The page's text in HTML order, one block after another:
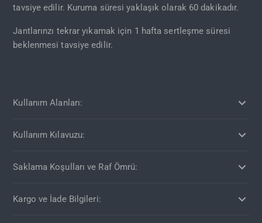
tavsiye edilir. Kuruma süresi yaklaşık olarak 60 dakikadır.
Jantlarınzı tekrar yıkamak için 1 hafta sertleşme süresi
beklenmesi tavsiye edilir.
Kullanım Alanları:
Kullanım Kılavuzu:
Saklama Koşulları ve Raf Ömrü:
Kargo ve İade Bilgileri: